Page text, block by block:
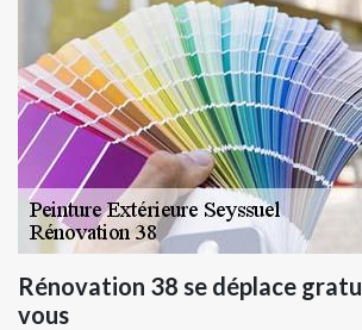
Rénovation 38 se déplace
vous